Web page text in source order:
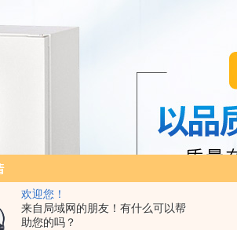
欢迎您！
来自局域网的朋友！有什么可以帮
助您的吗？